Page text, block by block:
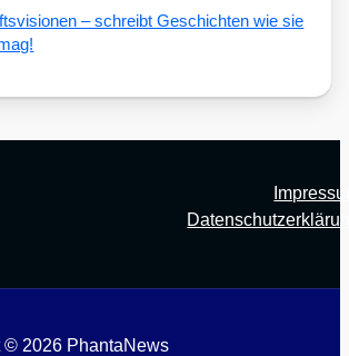
– schreibt Geschich­ten wie sie
© 2026 PhantaNews